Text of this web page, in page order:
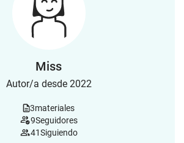
Miss
Autor/a desde 2022
3materiales
9Seguidores
41Siguiendo